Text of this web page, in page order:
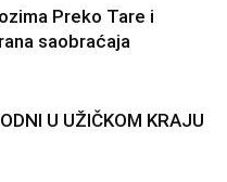
Preko Tare i
saobraćaja
U UŽIČKOM KRAJU